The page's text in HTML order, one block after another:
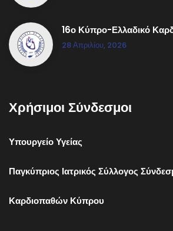
16ο Κύπρο-Ελλαδικό
28 Απριλίου, 2026
Χρήσιμοι Σύνδεσμοι
Υπουργείο Υγείας
Παγκύπριος Ιατρικός Σύλλογος
Καρδιοπαθών Κύπρου